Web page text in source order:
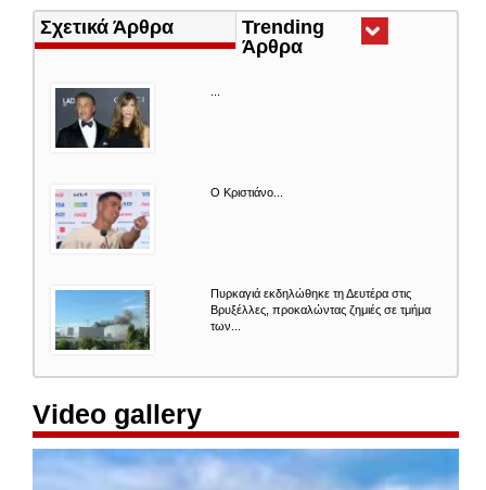
Σχετικά Άρθρα
Trending
Άρθρα(ενεργή
Ο Κριστιάνο...
Πυρκαγιά εκδηλώθηκε τη Δευτέρα στις
Βρυξέλλες, προκαλώντας ζημιές σε τμήμα
των...
Video gallery